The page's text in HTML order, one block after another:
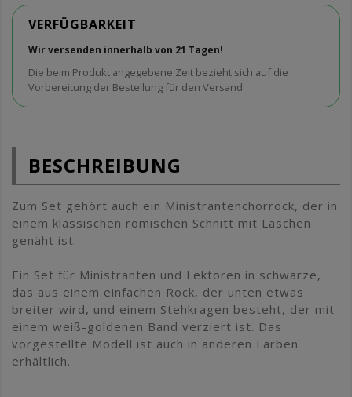
VERFÜGBARKEIT
Wir versenden innerhalb von 21 Tagen!
Die beim Produkt angegebene Zeit bezieht sich auf die
Vorbereitung der Bestellung für den Versand.
BESCHREIBUNG
Zum Set gehört auch ein Ministrantenchorrock, der in
einem klassischen römischen Schnitt mit Laschen
genäht ist.
Ein Set für Ministranten und Lektoren in schwarze,
das aus einem einfachen Rock, der unten etwas
breiter wird, und einem Stehkragen besteht, der mit
einem weiß-goldenen Band verziert ist. Das
vorgestellte Modell ist auch in anderen Farben
erhältlich.